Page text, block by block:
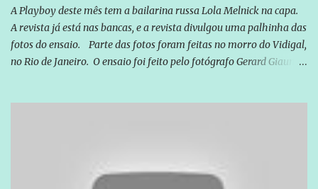
simples ao mais burguês, o que diz a nossa Constituição, quais são
seus direitos e deveres em ...
A Playboy deste mês tem a bailarina russa Lola Melnick na capa.
A revista já está nas bancas, e a revista divulgou uma palhinha das
fotos do ensaio. Parte das fotos foram feitas no morro do Vidigal,
no Rio de Janeiro. O ensaio foi feito pelo fotógrafo Gerard Giaume